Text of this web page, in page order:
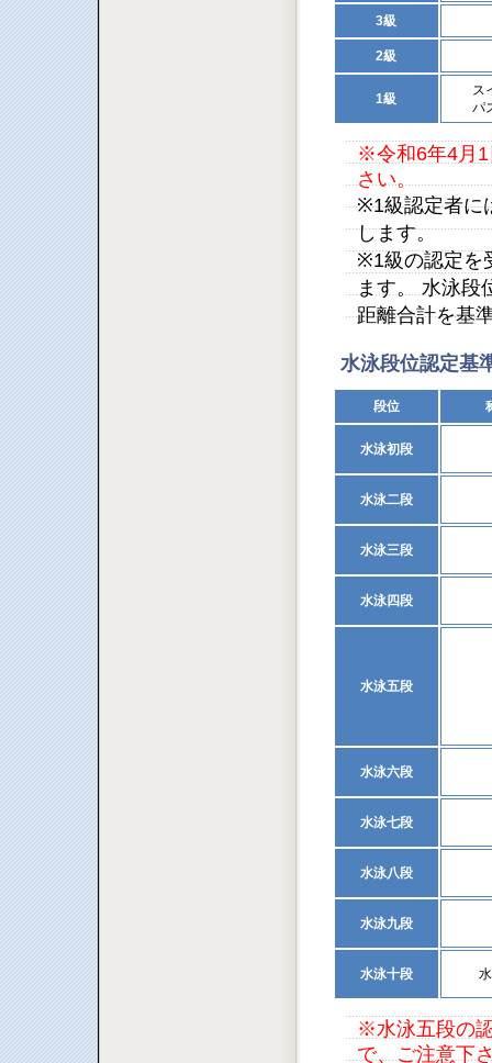
3級
2級
1級
ス
パ
※令和6年4月1
さい。
※1級認定者に
します。
※1級の認定を
ます。 水泳段
距離合計を基
水泳段位認定基
段位
水泳初段
水泳二段
水泳三段
水泳四段
水泳五段
水泳六段
水泳七段
水泳八段
水泳九段
水泳十段
※水泳五段の
で、ご注意下